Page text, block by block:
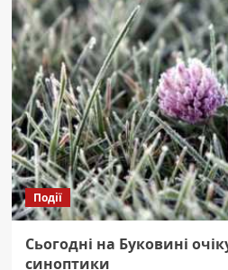
донатів
на
ремонт
пікапів
для
чернівецького
92
батальйону
Події
Сьогодні на Буковині
синоптики